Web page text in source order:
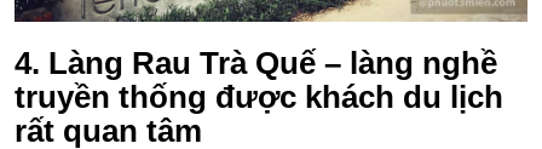
4. Làng Rau Trà Quế – làng nghề
truyền thống được khách du lịch
rất quan tâm